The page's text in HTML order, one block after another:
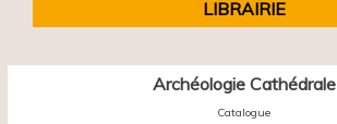
LIBRAIRIE
Archéologie Cathédrale
Catalogue